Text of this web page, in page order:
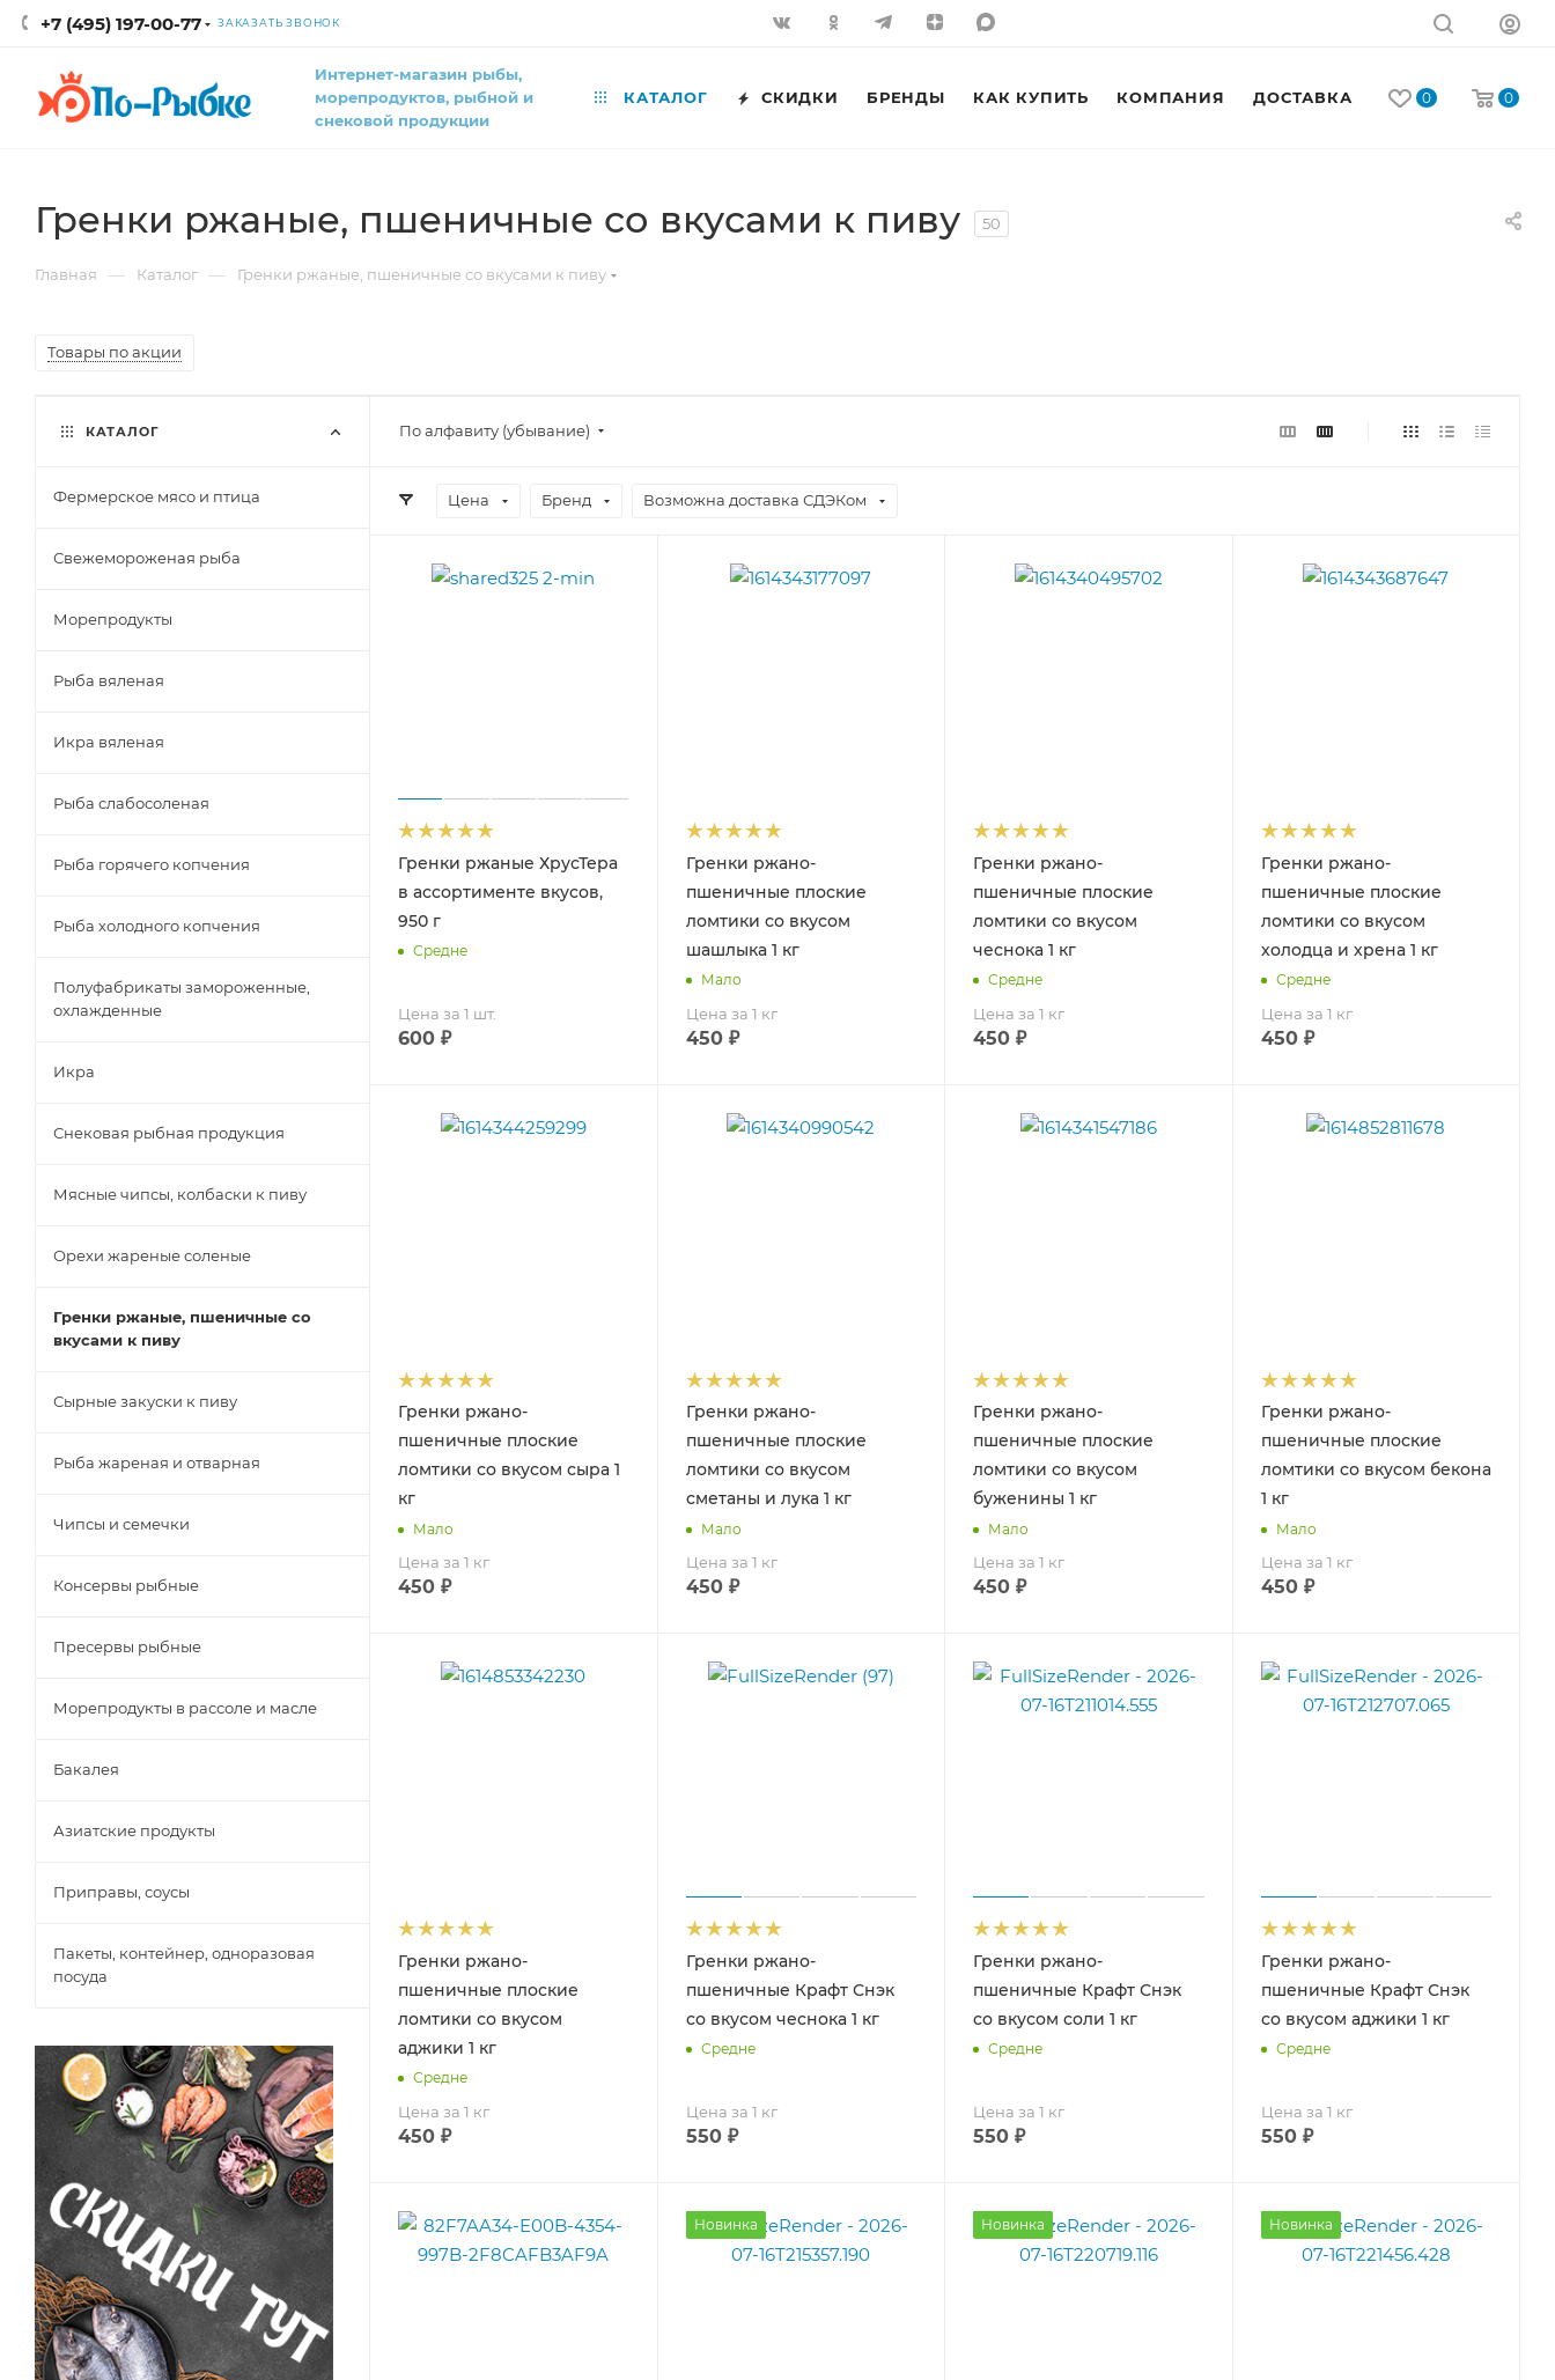
+7 (495) 197-00-77 ЗАКАЗАТЬ ЗВОНОК
0 0
Интернет-магазин рыбы,
морепродуктов, рыбной и
снековой продукции
КАТАЛОГ СКИДКИ БРЕНДЫ КАК КУПИТЬ КОМПАНИЯ ДОСТАВКА КОНТАКТЫ
Гренки ржаные, пшеничные со вкусами к пиву 50
Главная — Каталог — Гренки ржаные, пшеничные со вкусами к пиву
Товары по акции
По алфавиту (убывание)
Цена Бренд Возможна доставка СДЭКом
Гренки ржаные ХрусТера
в ассортименте вкусов,
950 г
Средне
Цена за 1 шт.
600 ₽
Гренки ржано-
пшеничные плоские
ломтики со вкусом
шашлыка 1 кг
Мало
Цена за 1 кг
450₽
Гренки ржано-
пшеничные плоские
ломтики со вкусом
чеснока 1 кг
Средне
Цена за 1 кг
450 ₽
Гренки ржано-
пшеничные плоские
ломтики со вкусом
холодца и хрена 1 кг
Средне
Цена за 1 кг
450₽
Гренки ржано-
пшеничные плоские
ломтики со вкусом сыра 1
кг
Мало
Цена за 1 кг
450 ₽
Гренки ржано-
пшеничные плоские
ломтики со вкусом
сметаны и лука 1 кг
Мало
Цена за 1 кг
450₽
Гренки ржано-
пшеничные плоские
ломтики со вкусом
буженины 1 кг
Мало
Цена за 1 кг
450 ₽
Гренки ржано-
пшеничные плоские
ломтики со вкусом бекона
1 кг
Мало
Цена за 1 кг
450₽
Гренки ржано-
пшеничные плоские
ломтики со вкусом
аджики 1 кг
Средне
Цена за 1 кг
450 ₽
Гренки ржано-
пшеничные Крафт Снэк
со вкусом чеснока 1 кг
Средне
Цена за 1 кг
550₽
Гренки ржано-
пшеничные Крафт Снэк
со вкусом соли 1 кг
Средне
Цена за 1 кг
550 ₽
Гренки ржано-
пшеничные Крафт Снэк
со вкусом аджики 1 кг
Средне
Цена за 1 кг
550₽
Новинка Новинка Новинка
КАТАЛОГ
Фермерское мясо и птица
Свежемороженая рыба
Морепродукты
Рыба вяленая
Икра вяленая
Рыба слабосоленая
Рыба горячего копчения
Рыба холодного копчения
Полуфабрикаты замороженные,
охлажденные
Икра
Снековая рыбная продукция
Мясные чипсы, колбаски к пиву
Орехи жареные соленые
Гренки ржаные, пшеничные со
вкусами к пиву
Сырные закуски к пиву
Рыба жареная и отварная
Чипсы и семечки
Консервы рыбные
Пресервы рыбные
Морепродукты в рассоле и масле
Бакалея
Азиатские продукты
Приправы, соусы
Пакеты, контейнер, одноразовая
посуда